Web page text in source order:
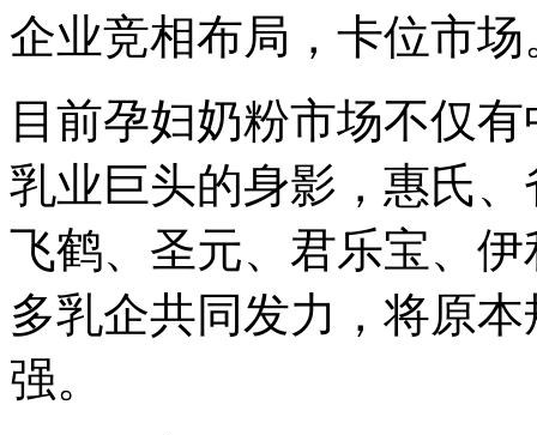
企业竞相布局，卡位市场
目前孕妇奶粉市场不仅
乳业巨头的身影，惠氏
飞鹤、圣元、君乐宝、
多乳企共同发力，将原
强。